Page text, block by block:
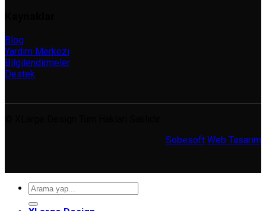
Blog
Yardım Merkezi
Bilgilendirmeler
Destek
Sobesoft Web Tasarım
Ara: